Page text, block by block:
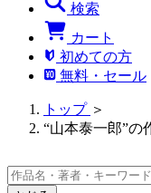
検索
カート
初めての方
無料・セール
トップ ＞
“山本泰一郎”の